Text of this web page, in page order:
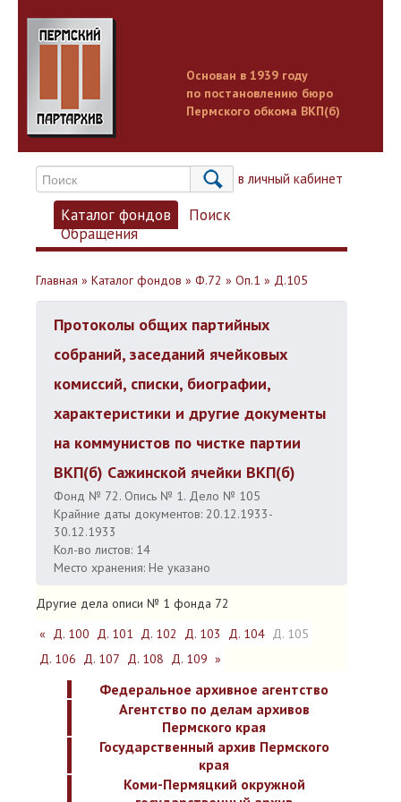
Основан в 1939 году
по постановлению бюро
Пермского обкома ВКП(б)
Вход в личный кабинет
Каталог фондов
Поиск
Обращения
Главная » Каталог фондов » Ф.72 » Оп.1 » Д.105
Протоколы общих партийных
собраний, заседаний ячейковых
комиссий, списки, биографии,
характеристики и другие документы
на коммунистов по чистке партии
ВКП(б) Сажинской ячейки ВКП(б)
Фонд № 72. Опись № 1. Дело № 105
Крайние даты документов: 20.12.1933-
30.12.1933
Кол-во листов: 14
Место хранения: Не указано
Другие дела описи № 1 фонда 72
« Д. 100 Д. 101 Д. 102 Д. 103 Д. 104 Д. 105
Д. 106 Д. 107 Д. 108 Д. 109 »
Федеральное архивное агентство
Агентство по делам архивов
Пермского края
Государственный архив Пермского
края
Коми-Пермяцкий окружной